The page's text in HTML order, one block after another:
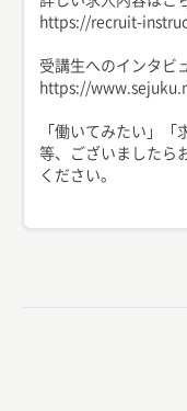
https://recruit-
受講生へのインタビ
https://
「働いてみたい」「
等、ございましたら
ください。